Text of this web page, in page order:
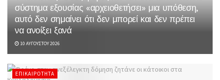
σύστημα εξουσίας «αρχειοθετήσει» μια υπόθεση,
αυτό δεν σημαίνει ότι δεν μπορεί και δεν πρέπει
να ανοίξει ξανά
10 ΑΥΓΟΎΣΤΟΥ 2026
ΕΠΙΚΑΙΡΌΤΗΤΑ